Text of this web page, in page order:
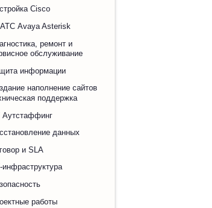
Cisco
Avaya Asterisk
ремонт и
обслуживание
информации
наполнение сайтов
поддержка
Аутстаффинг
данных
и SLA
инфраструктура
работы